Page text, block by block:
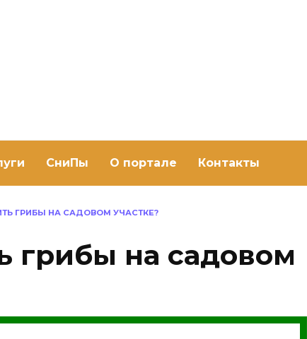
СниПы О портале Контакты
ГРИБЫ НА САДОВОМ УЧАСТКЕ?
грибы на садовом